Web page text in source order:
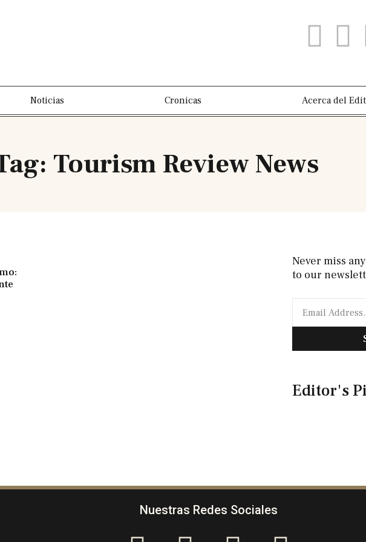
Noticias Cronicas Acerca del
Tourism Review News
Never miss
to our
Editor's
Nuestras Redes Sociales